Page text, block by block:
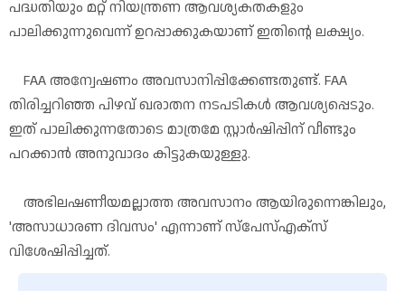
പദ്ധതിയും മറ്റ് നിയന്ത്രണ ആവശ്യകതകളും
പാലിക്കുന്നുവെന്ന് ഉറപ്പാക്കുകയാണ് ഇതിന്റെ ലക്ഷ്യം.
FAA അന്വേഷണം അവസാനിപ്പിക്കേണ്ടതുണ്ട്. FAA
തിരിച്ചറിഞ്ഞ പിഴവ് ഖരാതന നടപടികൾ ആവശ്യപ്പെടും.
ഇത് പാലിക്കുന്നതോടെ മാത്രമേ സ്റ്റാർഷിപ്പിന് വീണ്ടും
പറക്കാൻ അനുവാദം കിട്ടുകയുള്ളു.
അഭിലഷണീയമല്ലാത്ത അവസാനം ആയിരുന്നെങ്കിലും,
'അസാധാരണ ദിവസം' എന്നാണ് സ്‌പേസ്എക്‌സ്
വിശേഷിപ്പിച്ചത്.